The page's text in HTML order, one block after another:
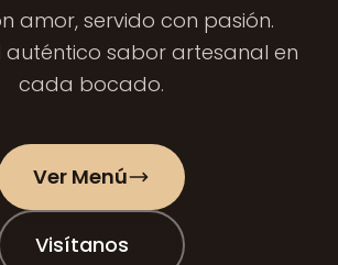
amor, servido con pasión.
auténtico sabor artesanal en
cada bocado.
Ver Menú
Visítanos